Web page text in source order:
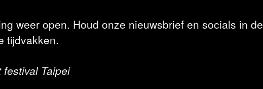
weer open. Houd onze nieuwsbrief en socials in de
tijdvakken.
Taipei